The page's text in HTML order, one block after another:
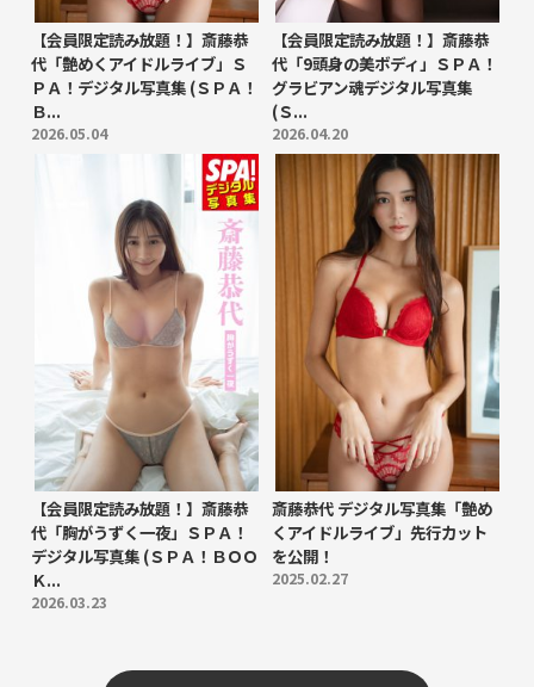
【会員限定読み放題！】斎藤恭
代「艶めくアイドルライブ」Ｓ
ＰＡ！デジタル写真集 (ＳＰＡ！
Ｂ...
2026.05.04
【会員限定読み放題！】斎藤恭
代「9頭身の美ボディ」ＳＰＡ！
グラビアン魂デジタル写真集
(Ｓ...
2026.04.20
【会員限定読み放題！】斎藤恭
代「胸がうずく一夜」ＳＰＡ！
デジタル写真集 (ＳＰＡ！ＢＯＯ
Ｋ...
2026.03.23
斎藤恭代 デジタル写真集「艶め
くアイドルライブ」先行カット
を公開！
2025.02.27